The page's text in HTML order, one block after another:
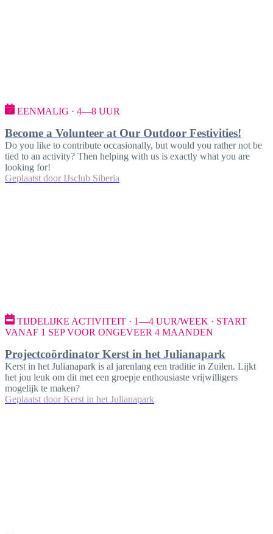
EENMALIG · 4—8 UUR
Become a Volunteer at Our Outdoor Festivities!
Do you like to contribute occasionally, but would you rather not be
tied to an activity? Then helping with us is exactly what you are
looking for!
Geplaatst door IJsclub Siberia
TIJDELIJKE ACTIVITEIT · 1—4 UUR/WEEK · START
VANAF 1 SEP VOOR ONGEVEER 4 MAANDEN
Projectcoördinator Kerst in het Julianapark
Kerst in het Julianapark is al jarenlang een traditie in Zuilen. Lijkt
het jou leuk om dit met een groepje enthousiaste vrijwilligers
mogelijk te maken?
Geplaatst door Kerst in het Julianapark